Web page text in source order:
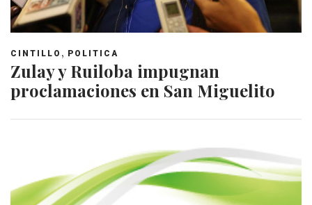
CINTILLO , POLITICA
Zulay y Ruiloba impugnan
proclamaciones en San Miguelito